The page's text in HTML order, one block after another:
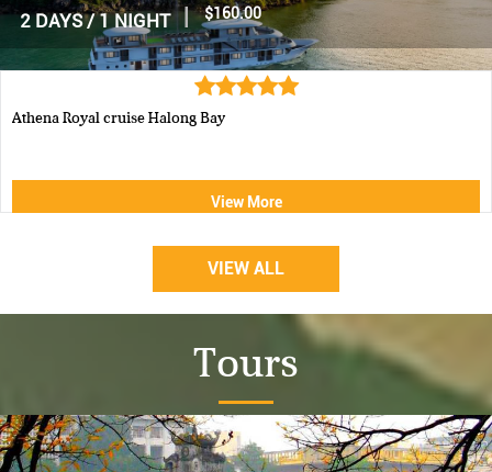
1 DAY | $70.00
Luxury Halong Sen Day Cruise
View More
VIEW ALL
Tours